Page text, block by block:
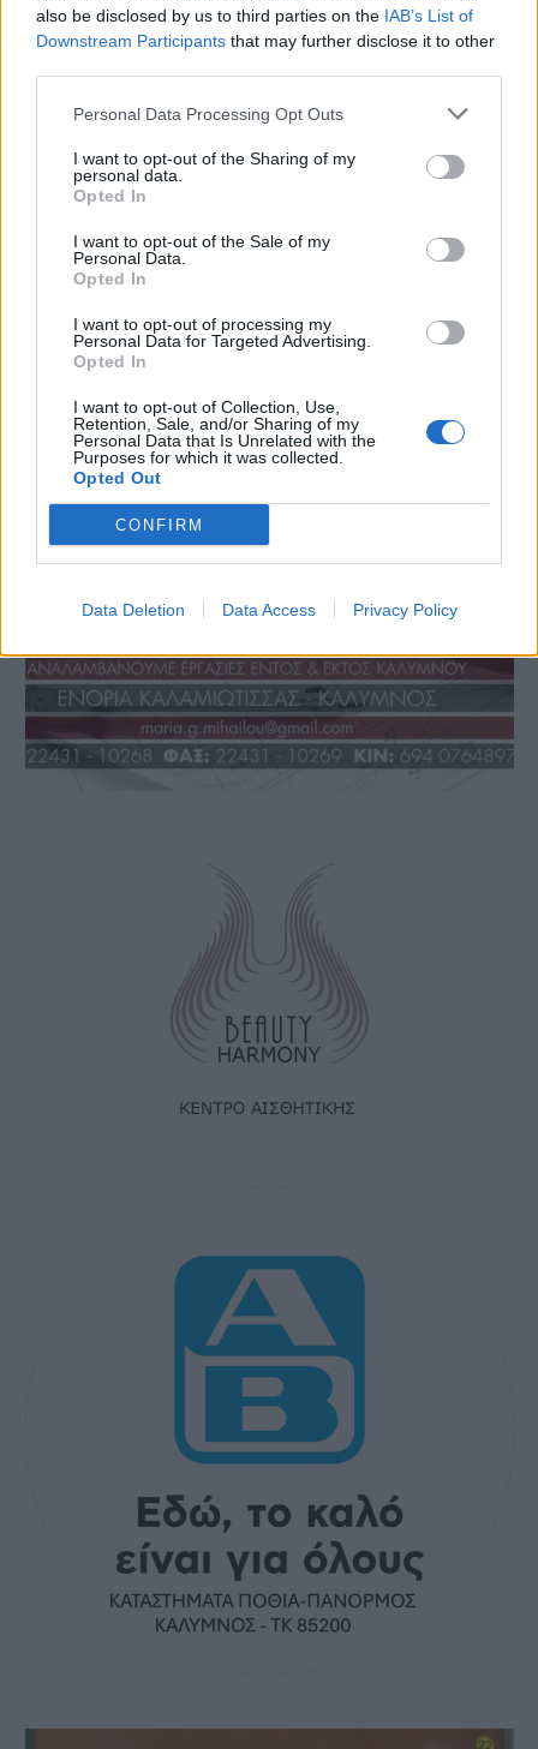
also be disclosed by us to third parties on the IAB’s List of
Downstream Participants that may further disclose it to other
Personal Data Processing Opt Outs
I want to opt-out of the Sharing of my
personal data.
Opted In
I want to opt-out of the Sale of my
Personal Data.
Opted In
I want to opt-out of processing my
Personal Data for Targeted Advertising.
Opted In
I want to opt-out of Collection, Use,
Retention, Sale, and/or Sharing of my
Personal Data that Is Unrelated with the
Purposes for which it was collected.
Opted Out
CONFIRM
Data Deletion Data Access Privacy Policy
των ερωτημάτων παραμένει αναπάντητη